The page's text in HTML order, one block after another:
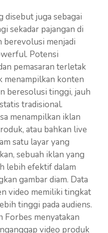
disebut juga sebagai
sekadar pajangan di
berevolusi menjadi
Potensi
pemasaran terletak
menampilkan konten
beresolusi tinggi, jauh
tradisional.
menampilkan iklan
atau bahkan live
satu layar yang
sebuah iklan yang
lebih efektif dalam
gambar diam. Data
video memiliki tingkat
tinggi pada audiens.
Forbes menyatakan
video produk